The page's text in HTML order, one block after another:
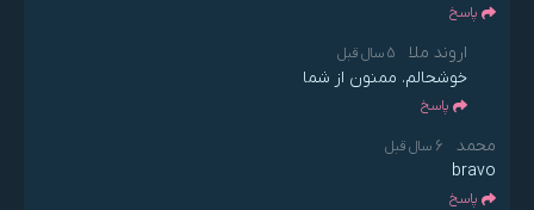
پاسخ
اروند ملا 5 سال قبل
خوشحالم. ممنون از شما
پاسخ
محمد 6 سال قبل
bravo
پاسخ